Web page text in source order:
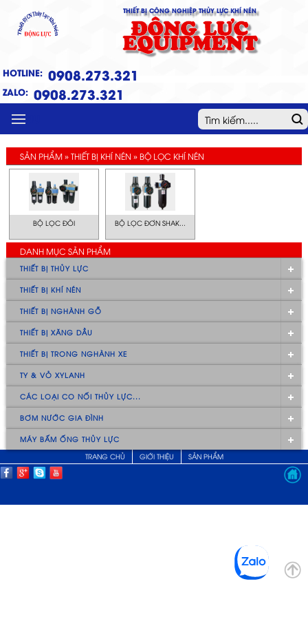
THIẾT BỊ CÔNG NGHIỆP THỦY LỰC KHÍ NÉN
ĐỘNG LỰC
EQUIPMENT
HOTLINE:0908.273.321
ZALO:0908.273.321
MENU
SẢN PHẨM » THIẾT BỊ KHÍ NÉN » BỘ LỌC KHÍ NÉN
BỘ LỌC ĐÔI BỘ LỌC ĐƠN SHAK...
DANH MỤC SẢN PHẨM
THIẾT BỊ THỦY LỰC
THIẾT BỊ KHÍ NÉN
THIẾT BỊ NGHÀNH GỖ
THIẾT BỊ XĂNG DẦU
THIẾT BỊ TRONG NGHÀNH XE
TY & VỎ XYLANH
CÁC LOẠI CO NỐI THỦY LỰC...
BƠM NƯỚC GIA ĐÌNH
MÁY BẤM ỐNG THỦY LỰC
TRANG CHỦ
GIỚI THIỆU SẢN PHẨM